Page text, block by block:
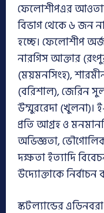
ফেলোশীপএর আওতায়
বিভাগ থেকে ৬ জন
হচ্ছে। ফেলোশীপ
নারগিস আক্তার
(ময়মনসিংহ),
(বরিশাল), জেরিন
উম্মুররেদা (খুলনা)।
প্রতি আগ্রহ ও
অভিজ্ঞতা,
দক্ষতা ইত্যাদি
উদ্যোক্তাকে নির্বাচন
স্কটল্যান্ডের